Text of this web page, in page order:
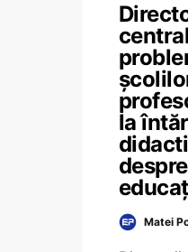
la
Matei